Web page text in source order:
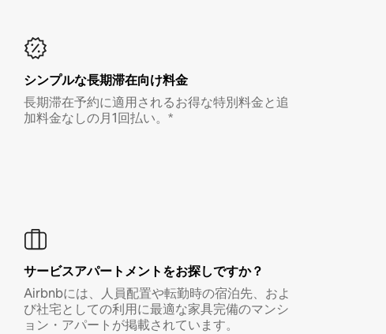
シンプルな長期滞在向け料金
長期滞在予約に適用されるお得な特別料金と追
加料金なしの月1回払い。*
サービスアパートメントをお探しですか？
Airbnbには、人員配置や転勤時の宿泊先、およ
び社宅としての利用に最適な家具完備のマンシ
ョン・アパートが掲載されています。